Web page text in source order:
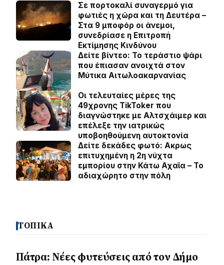
Σε πορτοκαλί συναγερμό για
φωτιές η χώρα και τη Δευτέρα –
Στα 9 μποφόρ οι άνεμοι,
συνεδρίασε η Επιτροπή
Εκτίμησης Κινδύνου
Δείτε βίντεο: Το τεράστιο ψάρι
που έπιασαν ανοιχτά στον
Μύτικα Αιτωλοακαρνανίας
Οι τελευταίες μέρες της
49χρονης TikToker που
διαγνώστηκε με Αλτσχάιμερ και
επέλεξε την ιατρικώς
υποβοηθούμενη αυτοκτονία
Δείτε δεκάδες φωτό: Ακρως
επιτυχημένη η 2η νύχτα
εμπορίου στην Κάτω Αχαϊα – Το
αδιαχώρητο στην πόλη
ΤΟΠΙΚΑ
Πάτρα: Νέες φυτεύσεις από τον Δήμο